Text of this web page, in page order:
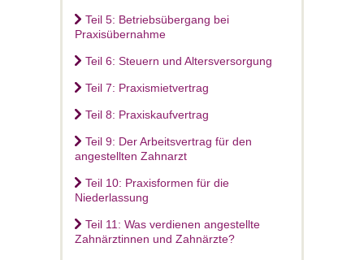
Teil 5: Betriebsübergang bei
Praxisübernahme
Teil 6: Steuern und Altersversorgung
Teil 7: Praxismietvertrag
Teil 8: Praxiskaufvertrag
Teil 9: Der Arbeitsvertrag für den
angestellten Zahnarzt
Teil 10: Praxisformen für die
Niederlassung
Teil 11: Was verdienen angestellte
Zahnärztinnen und Zahnärzte?